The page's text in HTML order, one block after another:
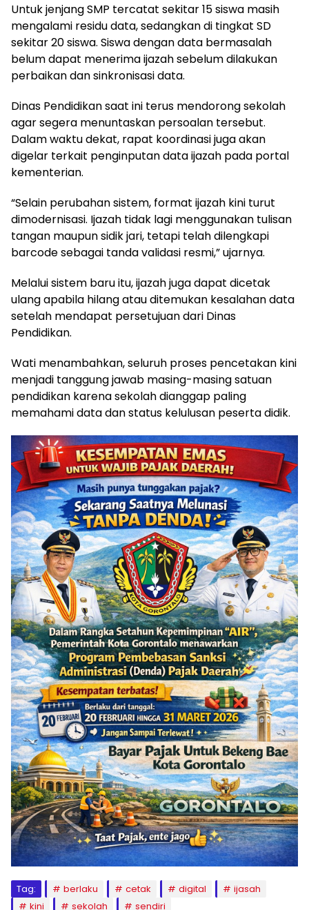
Untuk jenjang SMP tercatat sekitar 15 siswa masih
mengalami residu data, sedangkan di tingkat SD
sekitar 20 siswa. Siswa dengan data bermasalah
belum dapat menerima ijazah sebelum dilakukan
perbaikan dan sinkronisasi data.
Dinas Pendidikan saat ini terus mendorong sekolah
agar segera menuntaskan persoalan tersebut.
Dalam waktu dekat, rapat koordinasi juga akan
digelar terkait penginputan data ijazah pada portal
kementerian.
“Selain perubahan sistem, format ijazah kini turut
dimodernisasi. Ijazah tidak lagi menggunakan tulisan
tangan maupun sidik jari, tetapi telah dilengkapi
barcode sebagai tanda validasi resmi,” ujarnya.
Melalui sistem baru itu, ijazah juga dapat dicetak
ulang apabila hilang atau ditemukan kesalahan data
setelah mendapat persetujuan dari Dinas
Pendidikan.
Wati menambahkan, seluruh proses pencetakan kini
menjadi tanggung jawab masing-masing satuan
pendidikan karena sekolah dianggap paling
memahami data dan status kelulusan peserta didik.
Tag: berlaku cetak digital
ijasah
kini
sekolah sendiri